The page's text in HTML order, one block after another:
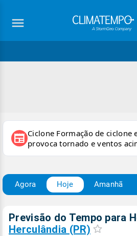
newspaper Ciclone Formação de ciclone
provoca tornado e ventos
no RS
Agora Hoje Amanhã
Previsão do Tempo para
Herculândia (PR)